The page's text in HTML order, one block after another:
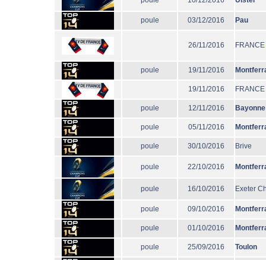
poule 03/12/2016 Pau
26/11/2016 FRANCE
poule 19/11/2016
19/11/2016 FRANCE
poule 12/11/2016 Bayonne
poule 05/11/2016
poule 30/10/2016 Brive
poule 22/10/2016
poule 16/10/2016 Exeter
poule 09/10/2016
poule 01/10/2016
poule 25/09/2016 Toulon